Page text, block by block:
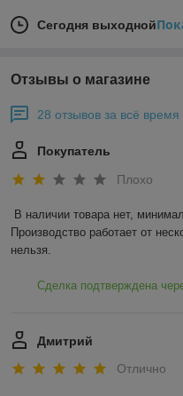
Сегодня выходной
Отзывы о магазине
28 отзывов за всё время
Покупатель
Плохо
В наличии товара нет,
Производство работает от
нельзя.
Сделка подтверждена
Дмитрий
Отлично